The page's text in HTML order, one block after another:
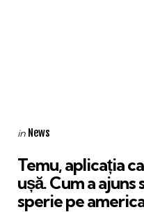
Categories
Posted
in News
Temu, aplicația
ușă. Cum a ajuns
sperie pe